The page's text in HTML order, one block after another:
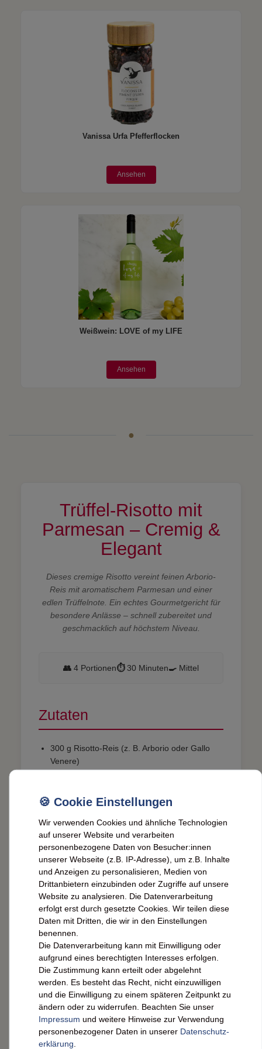
Vanissa Urfa Pfefferflocken
Ansehen
Weißwein: LOVE of my LIFE
Ansehen
Trüffel-Risotto mit
Parmesan – Cremig &
Elegant
Dieses cremige Risotto vereint feinen Arborio-
Reis mit aromatischem Parmesan und einer
edlen Trüffelnote. Ein echtes Gourmetgericht für
besondere Anlässe – schnell zubereitet und
geschmacklich auf höchstem Niveau.
👥 4 Portionen⏱️30 Minuten🍳 Mittel
Zutaten
300 g Risotto-Reis (z. B. Arborio oder Gallo
Venere)
1 Liter heiße Gemüsebrühe
Noir)
40 g Butter
60 g frisch geriebener Parmesan
1–2 TL DIAMANTE TARTUFI Trüffelöl
Sel de Guérande & Urfa Pfefferflocken
Zubereitung
Schalotte fein würfeln und in einem Topf mit
etwas Butter glasig anschwitzen.
Risotto-Reis hinzufügen und kurz mitdünsten,
bis er leicht transparent glänzt.
Mit Weißwein ablöschen und unter Rühren
Wir verwenden Cookies und ähnliche Technologien
auf unserer Website und verarbeiten
personenbezogene Daten von Besucher:innen
unserer Webseite (z.B. IP-Adresse), um z.B. Inhalte
und Anzeigen zu personalisieren, Medien von
Drittanbietern einzubinden oder Zugriffe auf unsere
Website zu analysieren. Die Datenverarbeitung
erfolgt erst durch gesetzte Cookies. Wir teilen diese
Daten mit Dritten, die wir in den Einstellungen
benennen.
Die Datenverarbeitung kann mit Einwilligung oder
aufgrund eines berechtigten Interesses erfolgen.
Die Zustimmung kann erteilt oder abgelehnt
werden. Es besteht das Recht, nicht einzuwilligen
und die Einwilligung zu einem späteren Zeitpunkt zu
ändern oder zu widerrufen. Beachten Sie unser
Impressum und weitere Hinweise zur Verwendung
personenbezogener Daten in unserer Daten­schutz­
erklärung